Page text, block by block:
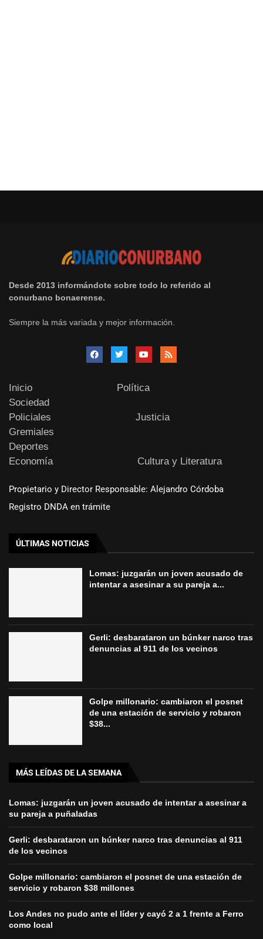
Desde 2013 informándote sobre todo lo referido al
conurbano bonaerense.
Siempre la más variada y mejor información.
Inicio
Política
Sociedad
Policiales
Justicia
Gremiales
Deportes
Economía
Cultura y Literatura
Propietario y Director Responsable: Alejandro Córdoba
Registro DNDA en trámite
ÚLTIMAS NOTICIAS
Lomas: juzgarán un joven acusado de
intentar a asesinar a su pareja a...
Gerli: desbarataron un búnker narco tras
denuncias al 911 de los vecinos
Golpe millonario: cambiaron el posnet
de una estación de servicio y robaron
$38...
MÁS LEÍDAS DE LA SEMANA
Lomas: juzgarán un joven acusado de intentar a asesinar a
su pareja a puñaladas
Gerli: desbarataron un búnker narco tras denuncias al 911
de los vecinos
Golpe millonario: cambiaron el posnet de una estación de
servicio y robaron $38 millones
Los Andes no pudo ante el líder y cayó 2 a 1 frente a Ferro
como local